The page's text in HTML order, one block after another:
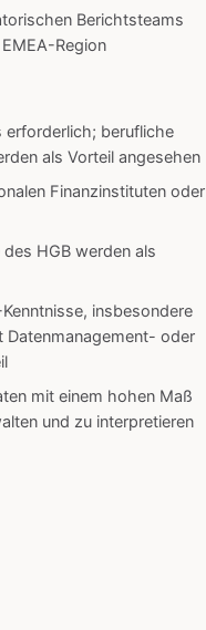
Berichtsteams
Region
erforderlich; berufliche
als Vorteil angesehen
Finanzinstituten oder
HGB werden als
insbesondere
Datenmanagement- oder
mit einem hohen Maß
und zu interpretieren